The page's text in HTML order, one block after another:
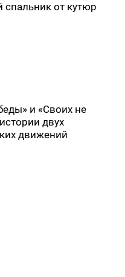
от кутюр
и «Своих не
двух
движений